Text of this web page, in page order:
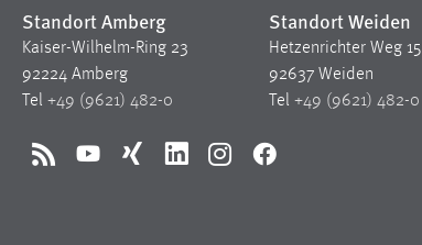
Standort Amberg
Kaiser-Wilhelm-Ring 23
92224 Amberg
Tel +49 (9621) 482-0
Standort Weiden
Hetzenrichter Weg 15
92637 Weiden
Tel +49 (9621) 482-0
RSS YouTubeXing LinkedInInstagramFacebook